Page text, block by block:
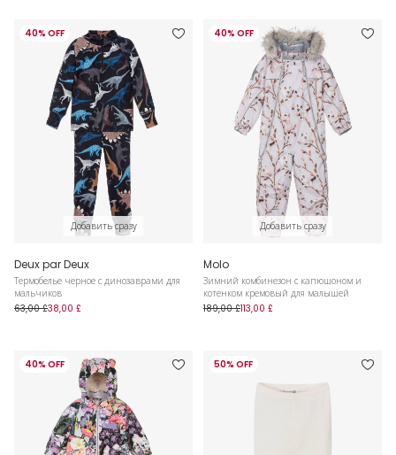
40% OFF
Добавить сразу
Deux par Deux
Термобелье черное с динозаврами для
мальчиков
63,00 £38,00 £
40% OFF
Добавить сразу
Molo
Зимний комбинезон с капюшоном и
котенком кремовый для малышей
189,00 £113,00 £
40% OFF 50% OFF